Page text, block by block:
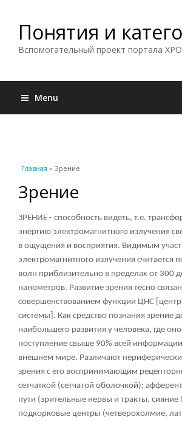
Понятия и
Вспомогательный проект портала
Menu
Вы здесь
Главная » Зрение
Зрение
ЗРЕНИЕ - способность видеть, т.е.
энергию электромагнитного излучения
в ощущения и восприятия. Видимым
электромагнитного излучения считается
волн приблизительно в пределах от 300
нанометров. Развитие зрения тесно
совершенствованием функции ЦНС [
системы ]. Как средство познания зрение
наибольшего развития у человека, где
поступление свыше 90% всей
внешнем мире. Различают
зрения с его воспринимающим
сетчаткой (сетчатой оболочкой);
пути (зрительные нервы и тракты, сияние
подкорковые центры (четверохолмие,